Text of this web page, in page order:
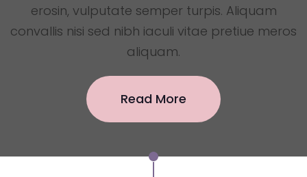
erosin, vulputate semper turpis. Aliquam
convallis nisi sed nibh iaculi vitae pretiue meros
aliquam.
Read More